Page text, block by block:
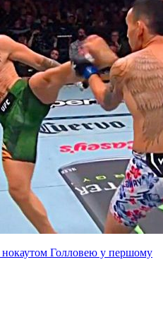
Голловею у першому